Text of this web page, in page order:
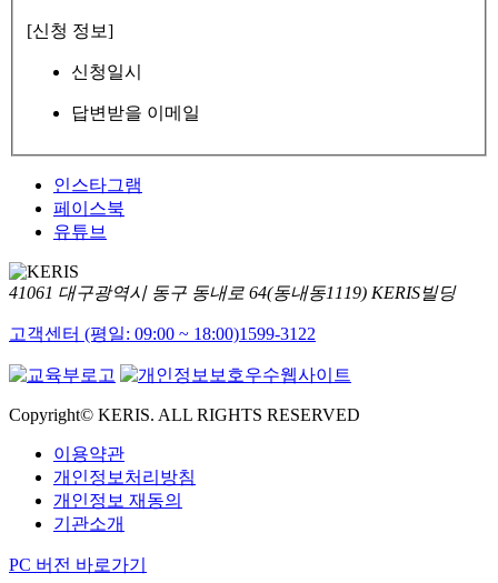
[신청 정보]
신청일시
답변받을 이메일
인스타그램
페이스북
유튜브
41061 대구광역시 동구 동내로 64(동내동1119) KERIS빌딩
고객센터 (평일: 09:00 ~ 18:00)1599-3122
Copyright© KERIS. ALL RIGHTS RESERVED
이용약관
개인정보처리방침
개인정보 재동의
기관소개
PC 버전 바로가기